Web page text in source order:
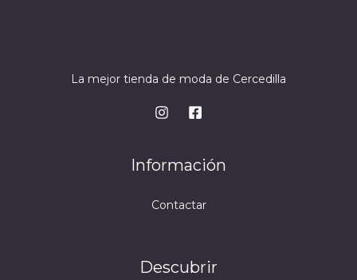
La mejor tienda de moda de Cercedilla
Información
Contactar
Descubrir